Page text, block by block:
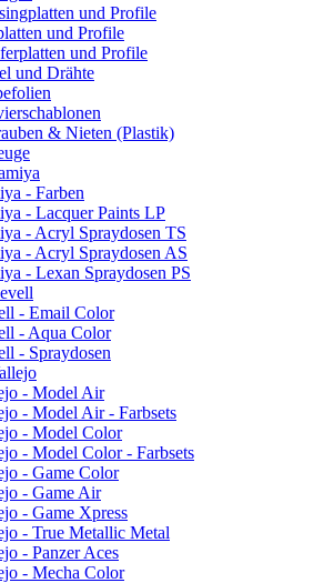
und Profile
und Profile
und Profile
und Drähte
& Nieten (Plastik)
- Farben
- Lacquer Paints LP
- Acryl Spraydosen TS
- Acryl Spraydosen AS
- Lexan Spraydosen PS
- Email Color
- Aqua Color
- Spraydosen
- Model Air
- Model Air - Farbsets
- Model Color
- Model Color - Farbsets
- Game Color
- Game Air
- Game Xpress
- True Metallic Metal
- Panzer Aces
- Mecha Color